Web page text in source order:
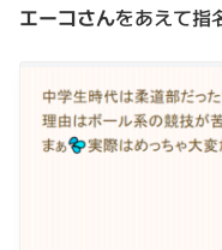
エーコさんをあえて指